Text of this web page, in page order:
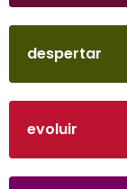
despertar
evoluir